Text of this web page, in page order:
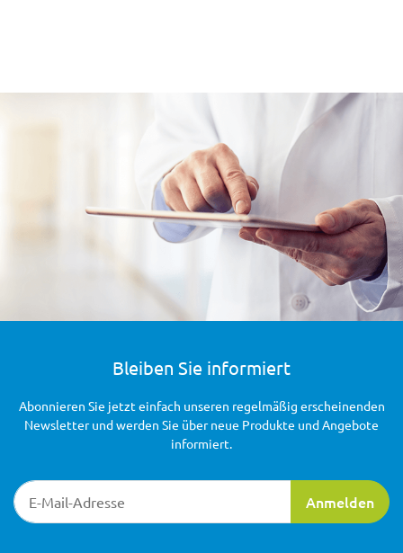
Bleiben Sie informiert
Newsletter-Registrierung
Anmelden
Abonnieren Sie jetzt einfach unseren regelmäßig erscheinenden
Newsletter und werden Sie über neue Produkte und Angebote
informiert.